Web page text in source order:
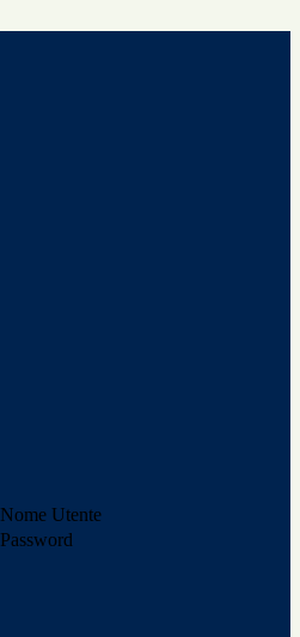
Nome Utente
Password